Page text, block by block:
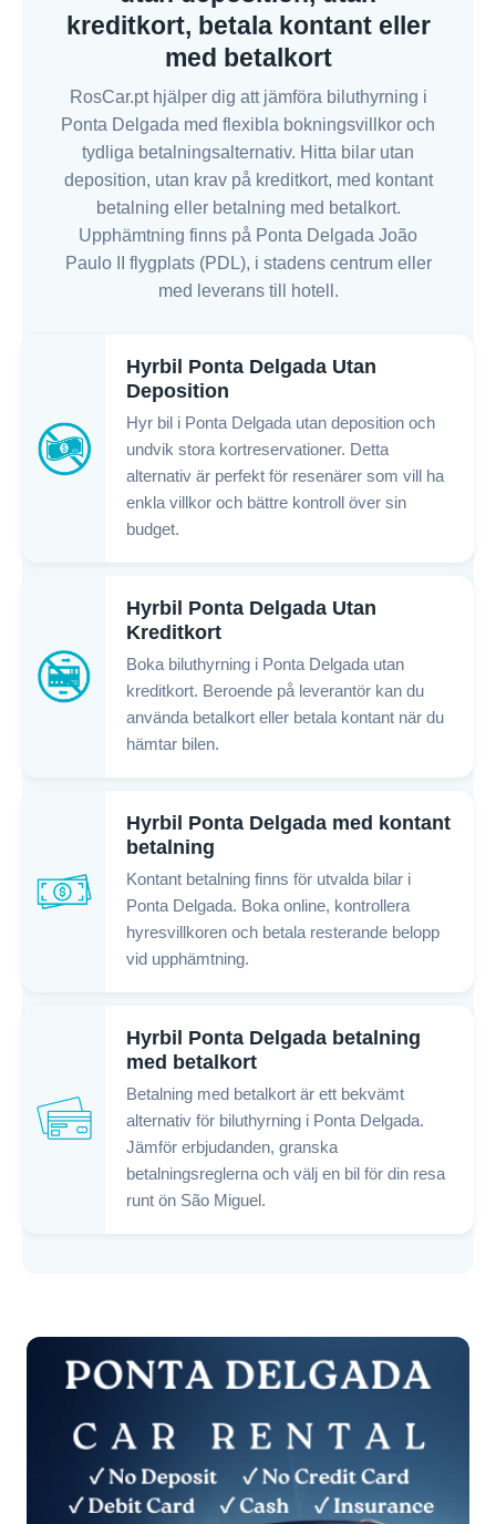
kreditkort, betala kontant eller
med betalkort
RosCar.pt hjälper dig att jämföra biluthyrning i
Ponta Delgada med flexibla bokningsvillkor och
tydliga betalningsalternativ. Hitta bilar utan
deposition, utan krav på kreditkort, med kontant
betalning eller betalning med betalkort.
Upphämtning finns på Ponta Delgada João
Paulo II flygplats (PDL), i stadens centrum eller
med leverans till hotell.
Hyrbil Ponta Delgada Utan
Deposition
Hyr bil i Ponta Delgada utan deposition och
undvik stora kortreservationer. Detta
alternativ är perfekt för resenärer som vill ha
enkla villkor och bättre kontroll över sin
budget.
Hyrbil Ponta Delgada Utan
Kreditkort
Boka biluthyrning i Ponta Delgada utan
kreditkort. Beroende på leverantör kan du
använda betalkort eller betala kontant när du
hämtar bilen.
Hyrbil Ponta Delgada med kontant
betalning
Kontant betalning finns för utvalda bilar i
Ponta Delgada. Boka online, kontrollera
hyresvillkoren och betala resterande belopp
vid upphämtning.
Hyrbil Ponta Delgada betalning
med betalkort
Betalning med betalkort är ett bekvämt
alternativ för biluthyrning i Ponta Delgada.
Jämför erbjudanden, granska
betalningsreglerna och välj en bil för din resa
runt ön São Miguel.